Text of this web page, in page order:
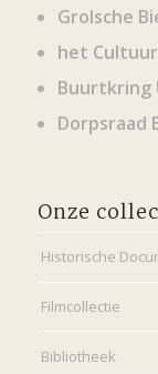
Grolsche
het
Buurtkring
Dorpsraad
Onze
Historische
Filmcollectie
Bibliotheek